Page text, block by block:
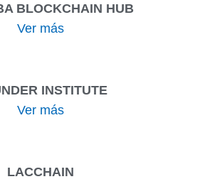
BLOCKCHAIN HUB
Ver más
INSTITUTE
Ver más
LACCHAIN